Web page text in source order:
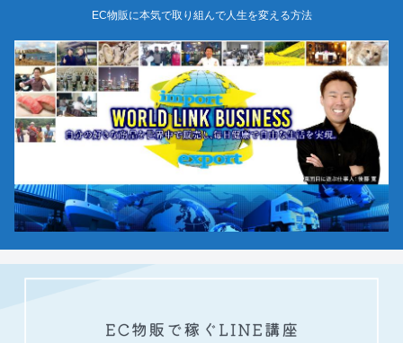
EC物販に本気で取り組んで人生を変える方法